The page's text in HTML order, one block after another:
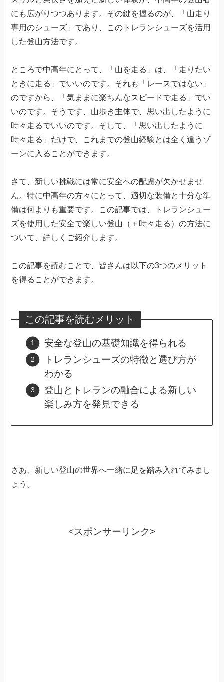
にも広がりつつあります。その鍵を握るのが、「山走り
専用のシューズ」であり、このトレランシューズを活用
した登山方法です。
ところで中高年にとって、「山を走る」は、「走りたい
ときに走る」でいいのです。それも「レースではない」
のですから、「気ままに楽ちんなスピードで走る」でい
いのです。そうです、山歩き主体で、思い出したように
時々走るでいいのです。そして、「思い出したように
時々走る」だけで、これまでの登山経験とは全く違うゾ
ーンに入ることができます。
さて、新しい挑戦には常に安全への配慮が欠かせませ
ん。特に中高年の方々にとって、適切な装備と十分な準
備は何よりも重要です。この記事では、トレランシュー
ズを使用した安全で楽しい登山（＋時々走る）の方法に
ついて、詳しくご紹介します。
この記事を読むことで、皆さんは以下の3つのメリット
を得ることができます。
この記事を読むメリット
安全な登山の基礎知識を得られる
トレランシューズの特徴と選び方が
わかる
登山とトレランの融合による新しい
楽しみ方を発見できる
さあ、新しい登山の世界へ一緒に足を踏み入れてみまし
ょう。
<スポンサーリンク>